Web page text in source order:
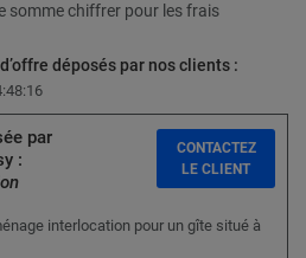
somme chiffrer pour les frais
déposés par nos clients :
par
:
interlocation pour un gîte situé à
CONTACTEZ
LE CLIENT